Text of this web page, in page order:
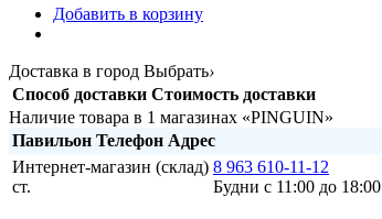
Добавить в корзину
Доставка в город Выбрать›
Способ доставки Стоимость доставки
Наличие товара в 1 магазинах «PINGUIN»
Павильон Телефон Адрес
Интернет-магазин (склад)
ст.
8 963 610-11-12
Будни с 11:00 до 18:00